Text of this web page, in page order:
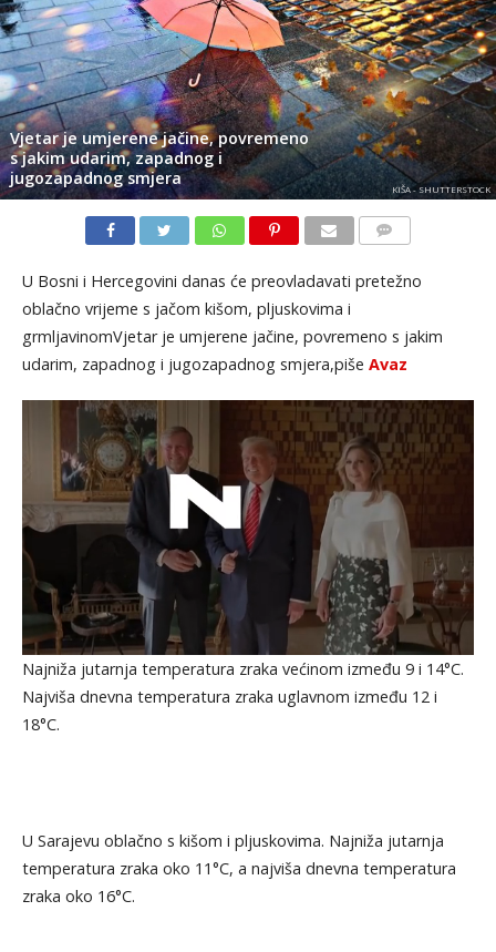
Vjetar je umjerene jačine, povremeno
s jakim udarim, zapadnog i
jugozapadnog smjera
KIŠA - SHUTTERSTOCK
U Bosni i Hercegovini danas će preovladavati pretežno
oblačno vrijeme s jačom kišom, pljuskovima i
grmljavinomVjetar je umjerene jačine, povremeno s jakim
udarim, zapadnog i jugozapadnog smjera,piše Avaz
Najniža jutarnja temperatura zraka većinom između 9 i 14°C.
Najviša dnevna temperatura zraka uglavnom između 12 i
18°C.
U Sarajevu oblačno s kišom i pljuskovima. Najniža jutarnja
temperatura zraka oko 11°C, a najviša dnevna temperatura
zraka oko 16°C.